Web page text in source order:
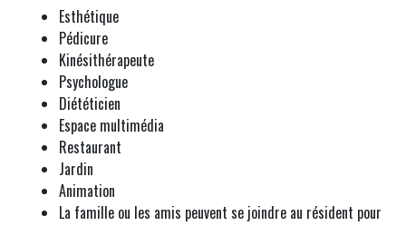
Esthétique
Pédicure
Kinésithérapeute
Psychologue
Diététicien
Espace multimédia
Restaurant
Jardin
Animation
La famille ou les amis peuvent se joindre au résident pour